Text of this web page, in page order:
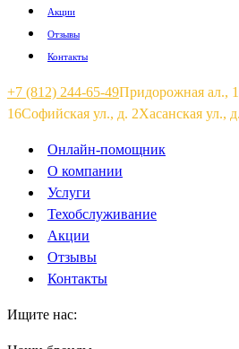
Акции
Отзывы
Контакты
+7 (812) 244-65-49Придорожная ал.,
16Софийская ул., д. 2Хасанская ул.,
Вконтакте
открывается
новом
окне
Telegram
открывается
новом
окне
Онлайн-помощник
О компании
Услуги
Техобслуживание
Акции
Отзывы
Контакты
Ищите нас: